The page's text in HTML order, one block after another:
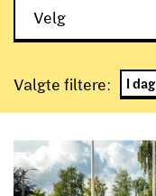
Velg
Valgte filtere: I dag